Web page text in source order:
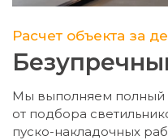
Расчет объекта за
Мы выполняем полный
от подбора
пуско-накладочных